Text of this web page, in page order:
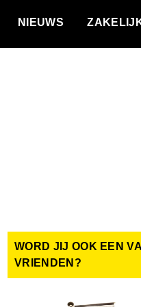
NIEUWS
WORD JIJ OOK EEN
VRIENDEN?